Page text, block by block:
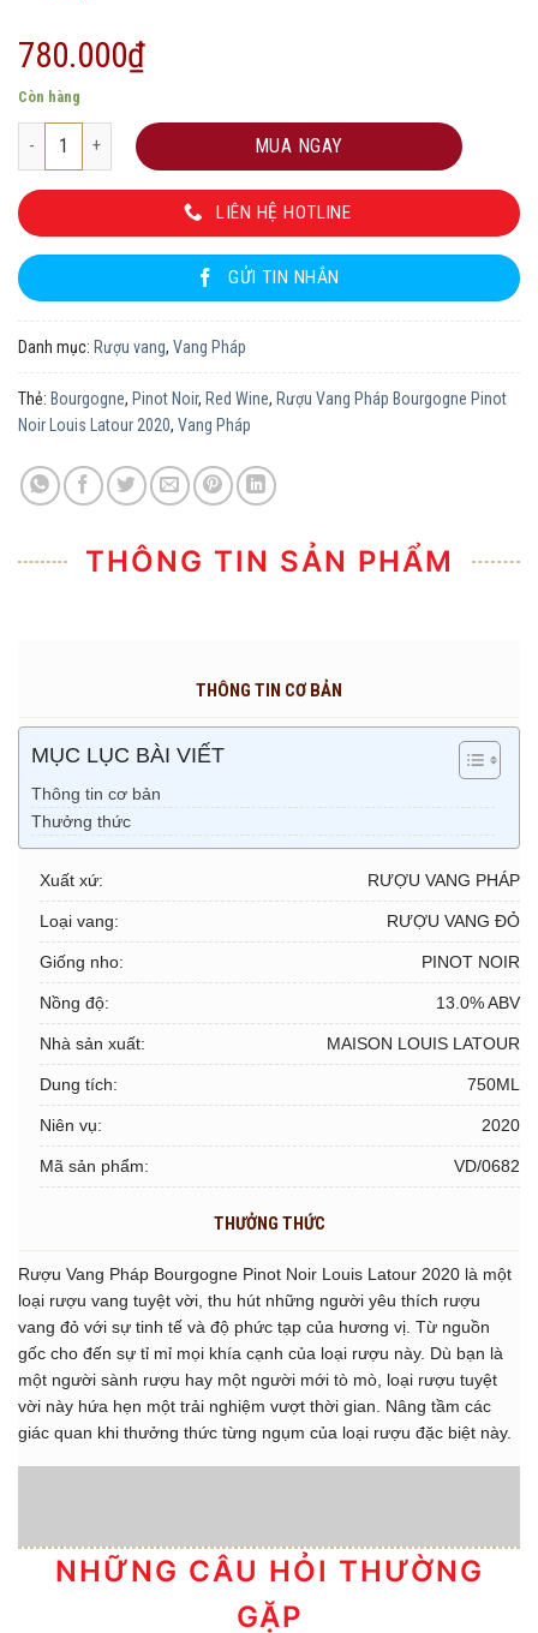
780.000₫
Còn hàng
Rượu Vang Pháp Bourgogne Pinot Noir Louis Latour 2020 số lượng
MUA NGAY
LIÊN HỆ HOTLINE
GỬI TIN NHẮN
Danh mục: Rượu vang, Vang Pháp
Thẻ: Bourgogne, Pinot Noir, Red Wine, Rượu Vang Pháp Bourgogne Pinot
Noir Louis Latour 2020, Vang Pháp
THÔNG TIN SẢN PHẨM
THÔNG TIN CƠ BẢN
MỤC LỤC BÀI VIẾT
Thông tin cơ bản
Thưởng thức
Xuất xứ: RƯỢU VANG PHÁP
Loại vang: RƯỢU VANG ĐỎ
Giống nho: PINOT NOIR
Nồng độ: 13.0% ABV
Nhà sản xuất: MAISON LOUIS LATOUR
Dung tích: 750ML
Niên vụ: 2020
Mã sản phẩm: VD/0682
THƯỞNG THỨC
Rượu Vang Pháp Bourgogne Pinot Noir Louis Latour 2020 là một
loại rượu vang tuyệt vời, thu hút những người yêu thích rượu
vang đỏ với sự tinh tế và độ phức tạp của hương vị. Từ nguồn
gốc cho đến sự tỉ mỉ mọi khía cạnh của loại rượu này. Dù bạn là
một người sành rượu hay một người mới tò mò, loại rượu tuyệt
vời này hứa hẹn một trải nghiệm vượt thời gian. Nâng tầm các
giác quan khi thưởng thức từng ngụm của loại rượu đặc biệt này.
NHỮNG CÂU HỎI THƯỜNG
GẶP